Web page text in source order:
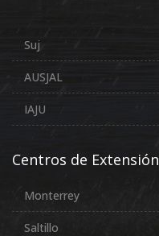
Suj
AUSJAL
IAJU
Centros de Extensión
Monterrey
Saltillo